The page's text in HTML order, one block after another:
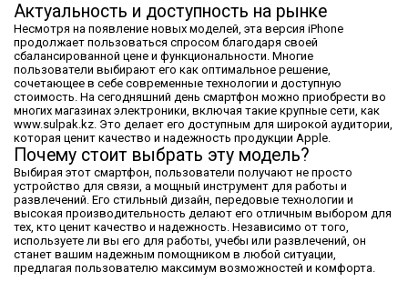
Актуальность и доступность на рынке
Несмотря на появление новых моделей, эта версия iPhone
продолжает пользоваться спросом благодаря своей
сбалансированной цене и функциональности. Многие
пользователи выбирают его как оптимальное решение,
сочетающее в себе современные технологии и доступную
стоимость. На сегодняшний день смартфон можно приобрести во
многих магазинах электроники, включая такие крупные сети, как
www.sulpak.kz. Это делает его доступным для широкой аудитории,
которая ценит качество и надежность продукции Apple.
Почему стоит выбрать эту модель?
Выбирая этот смартфон, пользователи получают не просто
устройство для связи, а мощный инструмент для работы и
развлечений. Его стильный дизайн, передовые технологии и
высокая производительность делают его отличным выбором для
тех, кто ценит качество и надежность. Независимо от того,
используете ли вы его для работы, учебы или развлечений, он
станет вашим надежным помощником в любой ситуации,
предлагая пользователю максимум возможностей и комфорта.